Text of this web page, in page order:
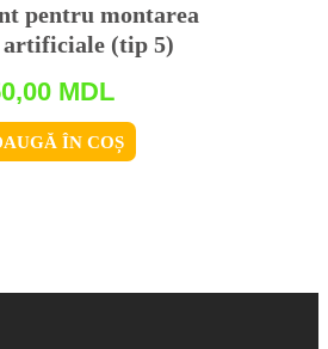
pentru montarea
(tip 5)
MDL
ÎN COȘ